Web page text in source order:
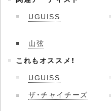
UGUISS
山弦
これもオススメ！
UGUISS
ザ・チャイチーズ